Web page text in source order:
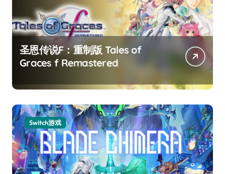
圣恩传说F：重制版 Tales of
Graces f Remastered
Switch游戏